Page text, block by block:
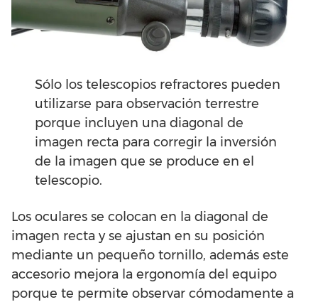
Sólo los telescopios refractores pueden
utilizarse para observación terrestre
porque incluyen una diagonal de
imagen recta para corregir la inversión
de la imagen que se produce en el
telescopio.
Los oculares se colocan en la diagonal de
imagen recta y se ajustan en su posición
mediante un pequeño tornillo, además este
accesorio mejora la ergonomía del equipo
porque te permite observar cómodamente a